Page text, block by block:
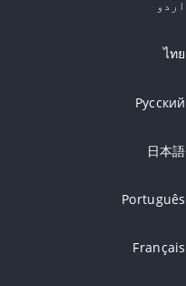
اردو
ไทย
Русский
日本語
Português
Français